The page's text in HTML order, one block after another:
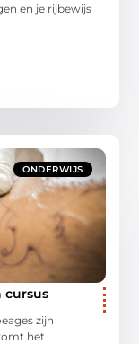
en je rijbewijs
ONDERWIJS
cursus
zijn
het